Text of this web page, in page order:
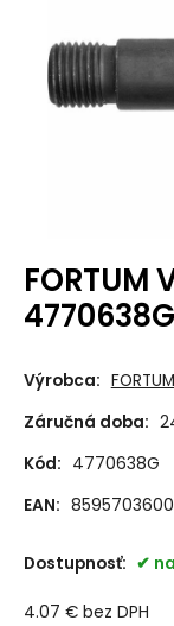
Výrobca: FORTUM
Záručná doba:
Kód: 4770638G
EAN:
Dostupnosť:
4.07 € bez DPH